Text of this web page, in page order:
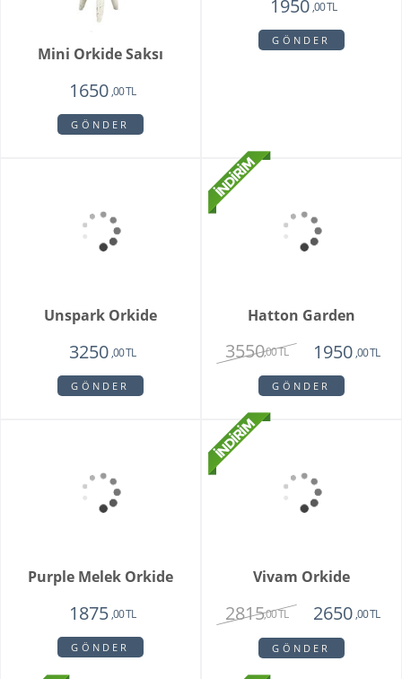
Mini Orkide Saksı
1650 ,00 TL
GÖNDER
Padova Orkide
Unspark Orkide
GÖNDER
Hatton Garden
3550
GÖNDER